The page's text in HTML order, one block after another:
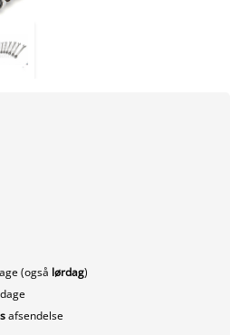
(også lørdag)
afsendelse